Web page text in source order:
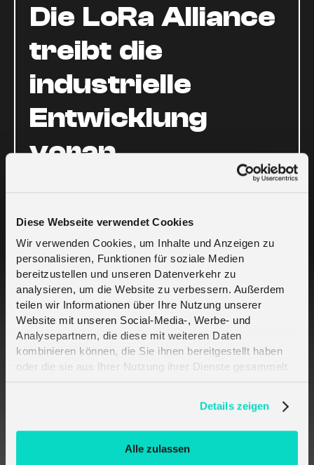
Diese Webseite verwendet Cookies
Wir verwenden Cookies, um Inhalte und Anzeigen zu
personalisieren, Funktionen für soziale Medien
bereitzustellen und unseren Datenverkehr zu
analysieren, um die Website zu verbessern. Außerdem
teilen wir Informationen über Ihre Nutzung unserer
Website mit unseren Social-Media-, Werbe- und
Analysepartnern, die diese mit weiteren Daten
kombinieren können, die Sie ihnen bereitgestellt haben
oder die sie aus Ihrer Nutzung ihrer Dienste gesammelt
Details zeigen
Alle zulassen
Die LoRa Alliance
treibt die
industrielle
Entwicklung
voran
Weiterentwicklung der industriellen Evolution
hin zur Industrie 5.0 geworden ist. Industrie 5.0
zielt darauf ab, das menschliche Element zu
integrieren, das von ESG-Initiativen geleitet
wird, die Nachhaltigkeit, Effizienz und
Lebensqualität stärken sollen. Das LoRa
Alliance®-Ökosystem bietet end-to-end-
Lösungen entlang der Wertschöpfungskette,
die die ganzheitliche digitale Transformation
Technologie, Daten, neuen Workflows und
operativen Neuausrichtungen. Offene
Standards, unterstützt durch ein starkes